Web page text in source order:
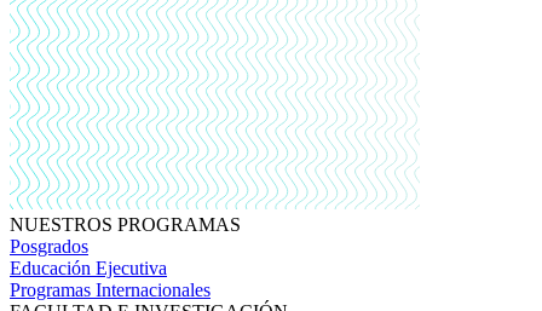
NUESTROS PROGRAMAS
Posgrados
Educación Ejecutiva
Programas Internacionales